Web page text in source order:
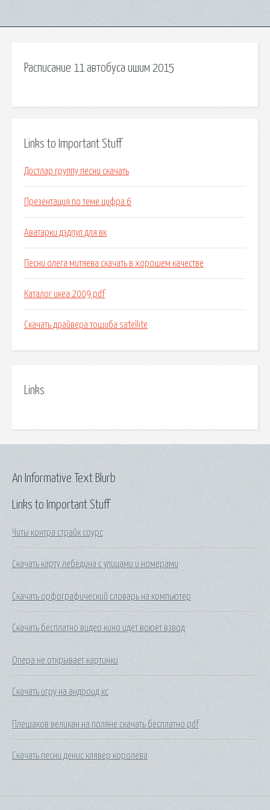
Расписание 11 автобуса ишим 2015
Links to Important Stuff
Достлар группу песни скачать
Презентация по теме цифра 6
Аватарки дэдпул для вк
Песни олега митяева скачать в хорошем качестве
Каталог икеа 2009 pdf
Скачать драйвера тошиба satellite
Links
Links to Important Stuff
Читы контра страйк соурс
Скачать карту лебедина с улицами и номерами
Скачать орфографический словарь на компьютер
Скачать бесплатно видео кино идет воюет взвод
Опера не открывает картинки
Скачать игру на андроид кс
Плешаков великан на поляне скачать бесплатно pdf
Скачать песни денис клявер королева
An Informative Text Blurb